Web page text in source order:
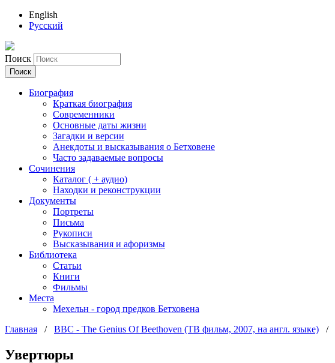
English
Русский
Поиск
Биография
Краткая биография
Современники
Основные даты жизни
Загадки и версии
Анекдоты и высказывания о Бетховене
Часто задаваемые вопросы
Сочинения
Каталог ( + аудио)
Находки и реконструкции
Документы
Портреты
Письма
Рукописи
Высказывания и афоризмы
Библиотека
Статьи
Книги
Фильмы
Места
Мехельн - город предков Бетховена
Главная / BBC - The Genius Of Beethoven (ТВ фильм, 2007, на англ. языке) /
Увертюры